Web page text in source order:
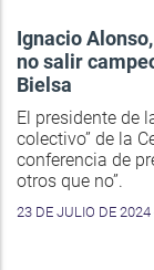
Ignacio
no salir
Bielsa
El presidente de
colectivo” de la
conferencia de
otros que no”.
23 DE JULIO DE